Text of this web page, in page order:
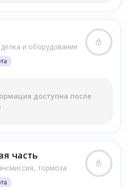
и оборудование
доступна после
часть
тормоза